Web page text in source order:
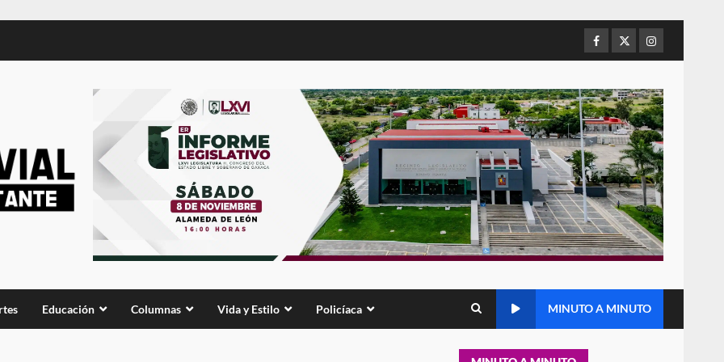
Facebook
TwitterInstagram
Educación Columnas Vida y Estilo Policíaca MINUTO A MINUTO
institucional en San Juan
Mazatlán
6
Sanciona Municipio de Oaxaca
de Juárez caso de maltrato
animal tras denuncia ciudadana
16 julio 2026
7
Detienen a Ernesto Ruffo en
Baja California; FGR lo investiga
por presuntos delitos de
delincuencia organizada y
contrabando
Avanza con orden y
tranquilidad el proceso
electoral extraordinario de